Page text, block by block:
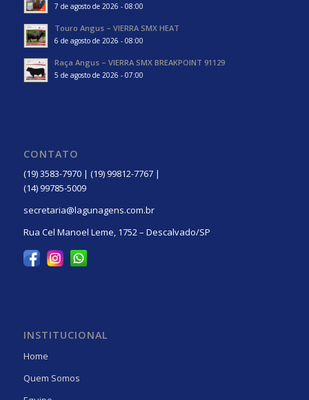
7 de agosto de 2026 - 08:00
Touro Angus – VIERRA SMX HEAT
6 de agosto de 2026 - 08:00
Raça Angus – VIERRA SMX BREAKPOINT 91129
5 de agosto de 2026 - 07:00
CONTATO
(19) 3583-7970 | (19) 99812-7767 |
(14) 99785-5009
secretaria@lagunagens.com.br
Rua Cel Manoel Leme, 1752 – Descalvado/SP
INSTITUCIONAL
Home
Quem Somos